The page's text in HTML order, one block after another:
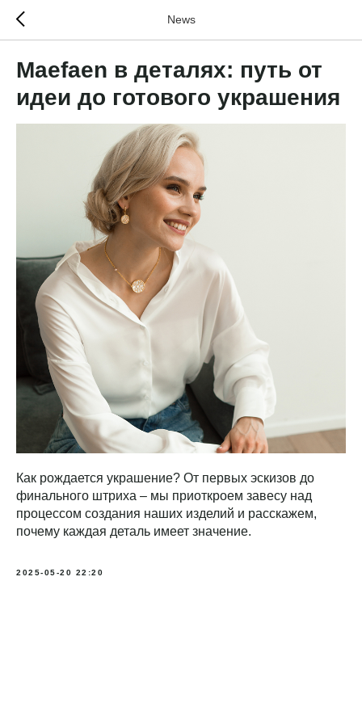
News
Maefaen в деталях: путь от
идеи до готового украшения
Как рождается украшение? От первых эскизов до
финального штриха – мы приоткроем завесу над
процессом создания наших изделий и расскажем,
почему каждая деталь имеет значение.
2025-05-20 22:20